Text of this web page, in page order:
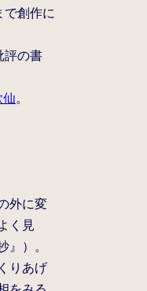
で創作に
評の書
仙。
外に変
く見
』）。
りあげ